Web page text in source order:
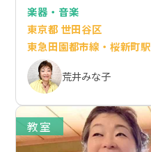
楽器・音楽
東京都 世田谷区
東急田園都市線・桜新町駅
荒井みな子
教室